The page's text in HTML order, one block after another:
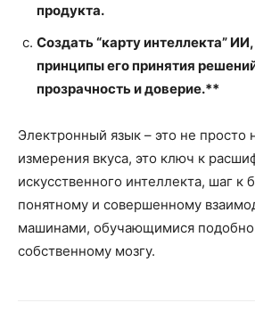
продукта.
Создать “карту интеллекта”
принципы его принятия
прозрачность и доверие.**
Электронный язык – это не просто
измерения вкуса, это ключ к
искусственного интеллекта, шаг к
понятному и совершенному
машинами, обучающимися
собственному мозгу.